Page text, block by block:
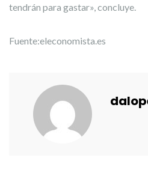
tendrán para gastar», concluye.
Fuente:eleconomista.es